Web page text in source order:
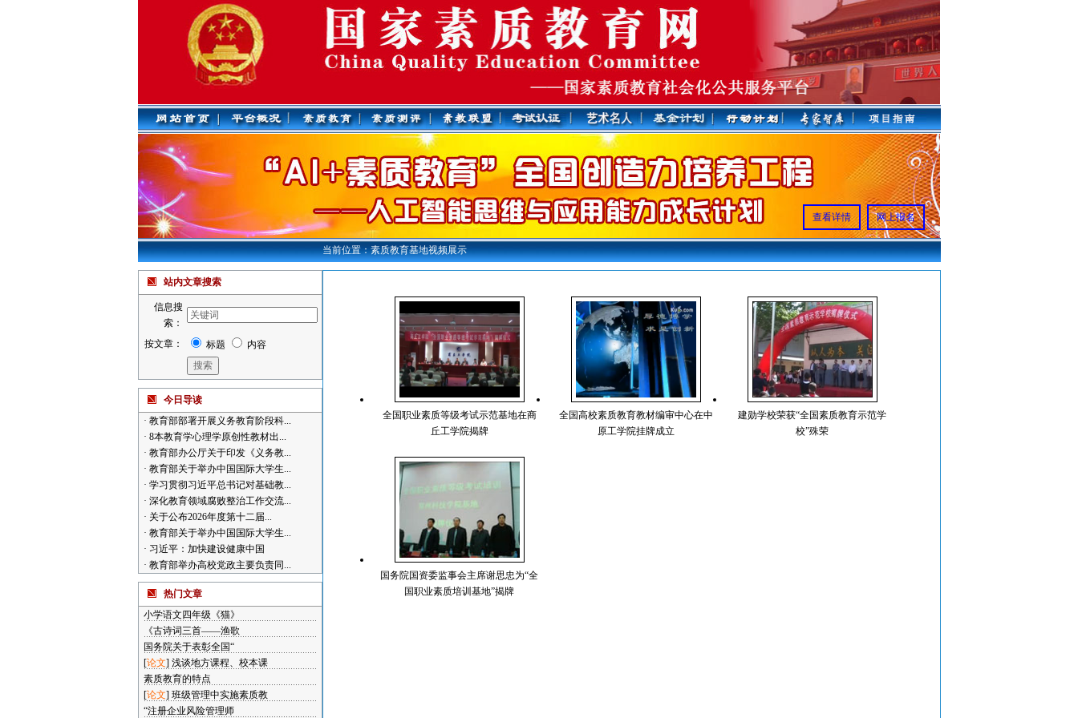
查看详情 网上报名
当前位置：素质教育基地视频展示
站内文章搜索
信息搜
索：
按文章：
标题 内容
今日导读
· 教育部部署开展义务教育阶段科...
· 8本教育学心理学原创性教材出...
· 教育部办公厅关于印发《义务教...
· 教育部关于举办中国国际大学生...
· 学习贯彻习近平总书记对基础教...
· 深化教育领域腐败整治工作交流...
· 关于公布2026年度第十二届...
· 教育部关于举办中国国际大学生...
· 习近平：加快建设健康中国
· 教育部举办高校党政主要负责同...
热门文章
小学语文四年级《猫》
《古诗词三首——渔歌
国务院关于表彰全国“
[论文] 浅谈地方课程、校本课
素质教育的特点
[论文] 班级管理中实施素质教
“注册企业风险管理师
全国职业素质等级考试示范基地在商
丘工学院揭牌
全国高校素质教育教材编审中心在中
原工学院挂牌成立
建勋学校荣获“全国素质教育示范学
校”殊荣
国务院国资委监事会主席谢思忠为“全
国职业素质培训基地”揭牌